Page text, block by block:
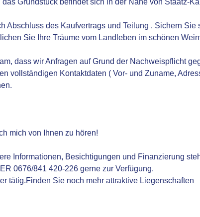
Abschluss des Kaufvertrags und Teilung . Sichern Sie
Sie Ihre Träume vom Landleben im schönen
dass wir Anfragen auf Grund der Nachweispflicht
vollständigen Kontaktdaten ( Vor- und Zuname,
mich von Ihnen zu hören!
Informationen, Besichtigungen und Finanzierung
0676/841 420-226 gerne zur Verfügung.
tätig.Finden Sie noch mehr attraktive Liegenschaften